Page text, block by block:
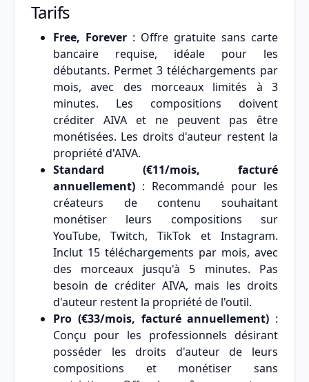
Tarifs
Free, Forever : Offre gratuite sans carte
bancaire requise, idéale pour les
débutants. Permet 3 téléchargements par
mois, avec des morceaux limités à 3
minutes. Les compositions doivent
créditer AIVA et ne peuvent pas être
monétisées. Les droits d'auteur restent la
propriété d'AIVA.
Standard (€11/mois, facturé
annuellement) : Recommandé pour les
créateurs de contenu souhaitant
monétiser leurs compositions sur
YouTube, Twitch, TikTok et Instagram.
Inclut 15 téléchargements par mois, avec
des morceaux jusqu'à 5 minutes. Pas
besoin de créditer AIVA, mais les droits
d'auteur restent la propriété de l'outil.
Pro (€33/mois, facturé annuellement) :
Conçu pour les professionnels désirant
posséder les droits d'auteur de leurs
compositions et monétiser sans